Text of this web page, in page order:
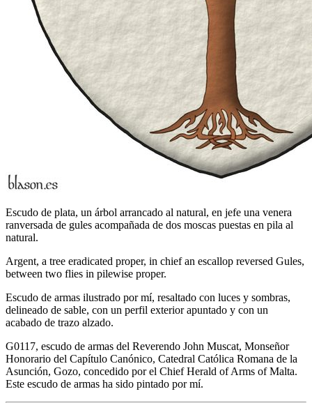
Escudo de plata, un árbol arrancado al natural, en jefe una venera
ranversada de gules acompañada de dos moscas puestas en pila al
natural.
Argent, a tree eradicated proper, in chief an escallop reversed Gules,
between two flies in pilewise proper.
Escudo de armas ilustrado por mí, resaltado con luces y sombras,
delineado de sable, con un perfil exterior apuntado y con un
acabado de trazo alzado.
G0117, escudo de armas del Reverendo John Muscat, Monseñor
Honorario del Capítulo Canónico, Catedral Católica Romana de la
Asunción, Gozo, concedido por el Chief Herald of Arms of Malta.
Este escudo de armas ha sido pintado por mí.